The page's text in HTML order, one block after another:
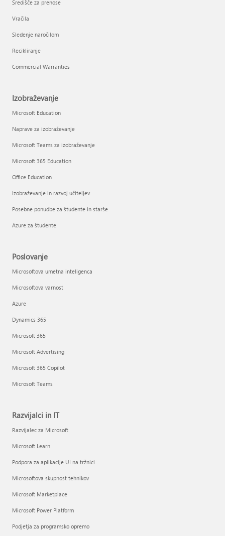
Središče za prenose
Vračila
Sledenje naročilom
Recikliranje
Commercial Warranties
Izobraževanje
Microsoft Education
Naprave za izobraževanje
Microsoft Teams za izobraževanje
Microsoft 365 Education
Office Education
Izobraževanje in razvoj učiteljev
Posebne ponudbe za študente in starše
Azure za študente
Poslovanje
Microsoftova umetna inteligenca
Microsoftova varnost
Azure
Dynamics 365
Microsoft 365
Microsoft Advertising
Microsoft 365 Copilot
Microsoft Teams
Razvijalci in IT
Razvijalec za Microsoft
Microsoft Learn
Podpora za aplikacije UI na tržnici
Microsoftova skupnost tehnikov
Microsoft Marketplace
Microsoft Power Platform
Podjetja za programsko opremo